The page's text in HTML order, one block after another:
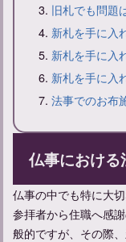
13回忌法要について
旧札でも問題
新札を手に入
新札を手に入
新札を手に入
法事でのお布
仏事における
仏事の中でも特に大
参拝者から住職へ感
般的ですが、その際